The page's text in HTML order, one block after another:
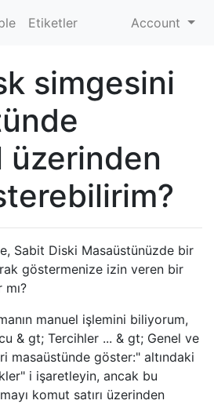
Etiketler Account
simgesini
üzerinden
Sabit Diski Masaüstünüzde bir
göstermenize izin veren bir
manuel işlemini biliyorum,
& gt; Tercihler ... & gt; Genel ve
masaüstünde göster:" altındaki
i işaretleyin, ancak bu
komut satırı üzerinden